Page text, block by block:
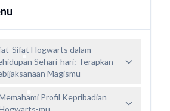
Sifat Hogwarts dalam
Sehari-hari: Terapkan
Magismu
Profil Kepribadian
mu